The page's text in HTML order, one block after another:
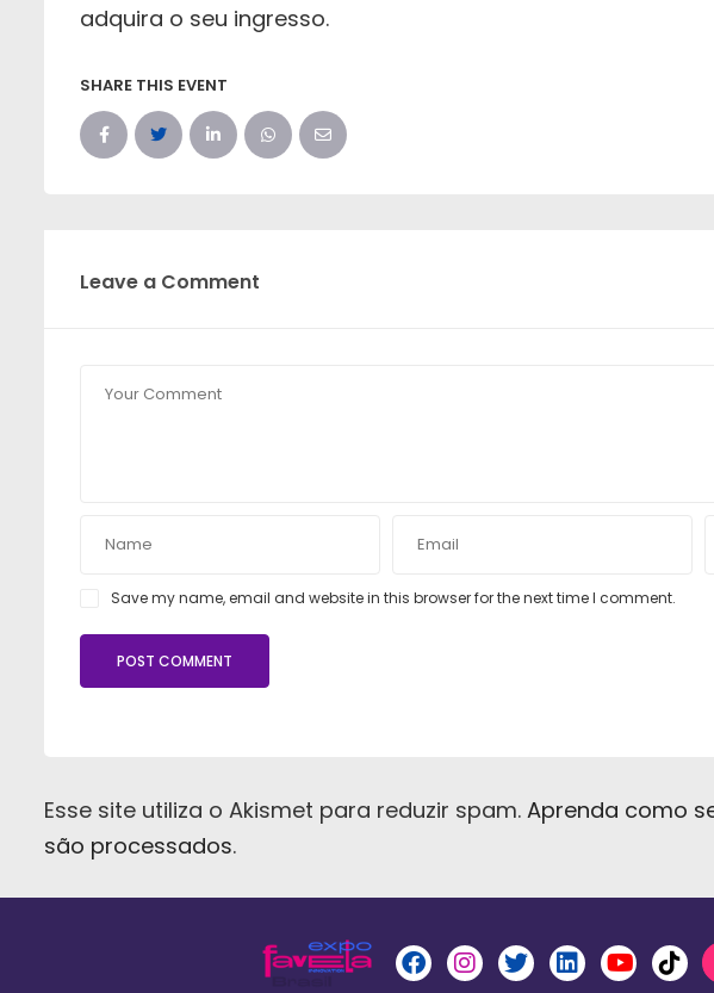
adquira o seu ingresso.
SHARE THIS EVENT
Leave a Comment
Save my name, email and website in this browser for the next time I comment.
Esse site utiliza o Akismet para reduzir spam. Aprenda como
são processados.